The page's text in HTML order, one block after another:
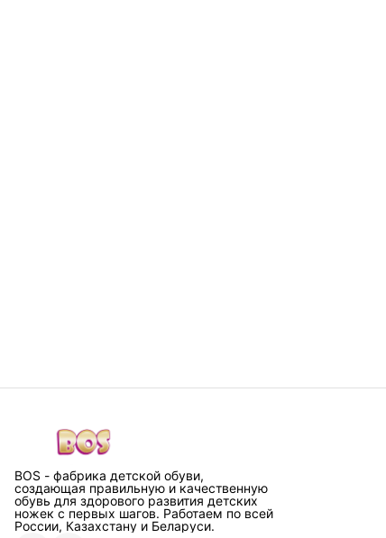
BOS - фабрика детской обуви,
создающая правильную и качественную
обувь для здорового развития детских
ножек с первых шагов. Работаем по всей
России, Казахстану и Беларуси.